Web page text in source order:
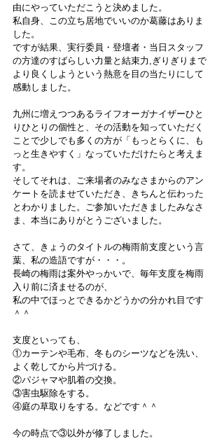
由にやっていただこうと決めました。
私自身、この立ち居地でいいのか葛藤はありま
した。
ですが結果、実行委員・登壇者・当日スタッフ
の方達のすばらしい力量と結束力,ぎりぎりまで
より良くしようという熱意を目の当たりにして
感動しました。
九州に増えつつあるライフオーガナイザーひと
りひとりの個性と、その活動を知っていただく
ことで少しでも多くの方が「もっとらくに、も
っと生きやすく」なっていただけたらと考えま
す。
そしてそれは、ご来場者のみなさまからのアン
ケートを読ませていただき、きちんと伝わった
とわかりました。ご参加いただきましたみなさ
ま、本当にありがとうございました。
さて、きょうのタイトルの梅雨前支度という言
葉、私の造語ですが・・・。
長崎の梅雨は案外やっかいで、毎年支度を梅雨
入り前に済ませるのが、
私の中でほっとできるかどうかの分かれ目です
＾＾
支度といっても、
①カーテンや毛布、冬ものシーツなどを洗い、
よく乾してから片づける。
②パジャマや肌着の交換。
③害虫駆除をする。
④庭の草取りをする。などです＾＾
今の時点で③以外が修了しました。